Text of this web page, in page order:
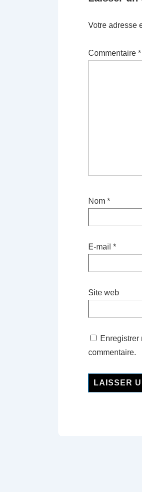
Votre adresse
Commentaire *
Nom *
E-mail *
Site web
Enregistrer
commentaire.